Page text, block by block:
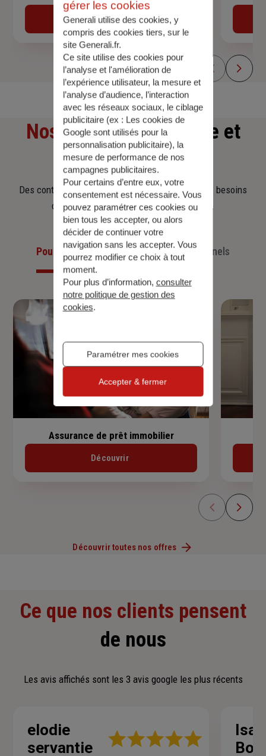
Obtenir une estimation
Nos offresd'assurance et
d'épargne
Des contrats clairs et flexibles pour sécuriser vos besoins
d’aujourd’hui et anticiper ceux de demain.
Pour les particuliers Pour les professionnels
Assurance de prêt immobilier
Découvrir
Découvrir toutes nos offres
Ce que nos clients pensent
de nous
Les avis affichés sont les 3 avis google les plus récents
elodie
servantie
Note
gérer les cookies
Generali utilise des cookies, y
compris des cookies tiers, sur le
site Generali.fr.
Ce site utilise des cookies pour
l’analyse et l'amélioration de
l’expérience utilisateur, la mesure et
l’analyse d’audience, l’interaction
avec les réseaux sociaux, le ciblage
publicitaire (ex : Les cookies de
Google sont utilisés pour la
personnalisation publicitaire), la
mesure de performance de nos
campagnes publicitaires.
Pour certains d’entre eux, votre
consentement est nécessaire. Vous
pouvez paramétrer ces cookies ou
bien tous les accepter, ou alors
décider de continuer votre
navigation sans les accepter. Vous
pourrez modifier ce choix à tout
moment.
Pour plus d’information, consulter
notre politique de gestion des
cookies.
Paramétrer mes cookies
Accepter & fermer